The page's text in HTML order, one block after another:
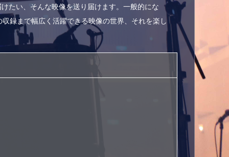
たい、そんな映像を送り届けます。一般的にな
録まで幅広く活躍できる映像の世界、それを楽し